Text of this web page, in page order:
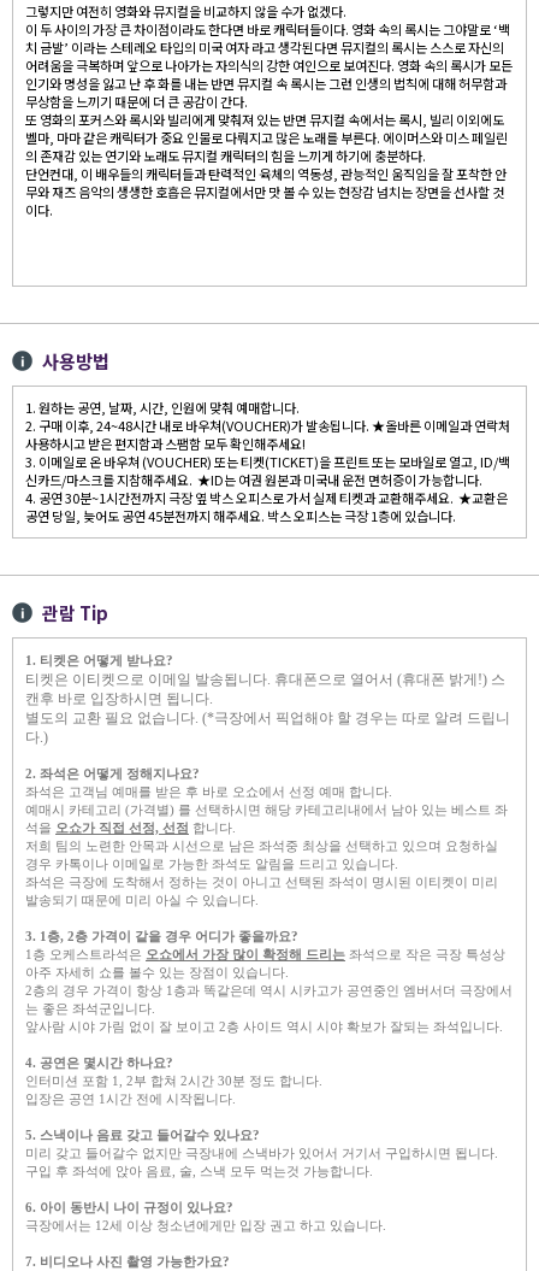
그렇지만 여전히 영화와 뮤지컬을 비교하지 않을 수가 없겠다.
이 두 사이의 가장 큰 차이점이라도 한다면 바로 캐릭터들이다. 영화 속의 록시는 그야말로 ‘백
치 금발’ 이라는 스테레오 타입의 미국 여자 라고 생각된다면 뮤지컬의 록시는 스스로 자신의
어려움을 극복하며 앞으로 나아가는 자의식의 강한 여인으로 보여진다. 영화 속의 록시가 모든
인기와 명성을 잃고 난 후 화를 내는 반면 뮤지컬 속 록시는 그런 인생의 법칙에 대해 허무함과
무상함을 느끼기 때문에 더 큰 공감이 간다.
또 영화의 포커스와 록시와 빌리에게 맞춰져 있는 반면 뮤지컬 속에서는 록시, 빌리 이외에도
벨마, 마마 같은 캐릭터가 중요 인물로 다뤄지고 많은 노래를 부른다. 에이머스와 미스 페일린
의 존재감 있는 연기와 노래도 뮤지컬 캐릭터의 힘을 느끼게 하기에 충분하다.
단언컨대, 이 배우들의 캐릭터들과 탄력적인 육체의 역동성, 관능적인 움직임을 잘 포착한 안
무와 재즈 음악의 생생한 호흡은 뮤지컬에서만 맛 볼 수 있는 현장감 넘치는 장면을 선사할 것
이다.
사용방법
1. 원하는 공연, 날짜, 시간, 인원에 맞춰 예매합니다.
2. 구매 이후, 24~48시간 내로 바우쳐(VOUCHER)가 발송됩니다. ★올바른 이메일과 연락처
사용하시고 받은 편지함과 스팸함 모두 확인해주세요!
3. 이메일로 온 바우쳐 (VOUCHER) 또는 티켓(TICKET)을 프린트 또는 모바일로 열고, ID/백
신카드/마스크를 지참해주세요. ★ID는 여권 원본과 미국내 운전 면허증이 가능합니다.
4. 공연 30분~1시간전까지 극장 옆 박스 오피스로 가서 실제 티켓과 교환해주세요. ★교환은
공연 당일, 늦어도 공연 45분전까지 해주세요. 박스 오피스는 극장 1층에 있습니다.
관람 Tip
1. 티켓은 어떻게 받나요?
티켓은 이티켓으로 이메일 발송됩니다. 휴대폰으로 열어서 (휴대폰 밝게!) 스
캔후 바로 입장하시면 됩니다.
별도의 교환 필요 없습니다. (*극장에서 픽업해야 할 경우는 따로 알려 드립니
다.)
2. 좌석은 어떻게 정해지나요?
좌석은 고객님 예매를 받은 후 바로 오쇼에서 선정 예매 합니다.
예매시 카테고리 (가격별) 를 선택하시면 해당 카테고리내에서 남아 있는 베스트 좌
석을 오쇼가 직접 선정, 선점 합니다.
저희 팀의 노련한 안목과 시선으로 남은 좌석중 최상을 선택하고 있으며 요청하실
경우 카톡이나 이메일로 가능한 좌석도 알림을 드리고 있습니다.
좌석은 극장에 도착해서 정하는 것이 아니고 선택된 좌석이 명시된 이티켓이 미리
발송되기 때문에 미리 아실 수 있습니다.
3. 1층, 2층 가격이 같을 경우 어디가 좋을까요?
1층 오케스트라석은 오쇼에서 가장 많이 확정해 드리는 좌석으로 작은 극장 특성상
아주 자세히 쇼를 볼수 있는 장점이 있습니다.
2층의 경우 가격이 항상 1층과 똑같은데 역시 시카고가 공연중인 엠버서더 극장에서
는 좋은 좌석군입니다.
앞사람 시야 가림 없이 잘 보이고 2층 사이드 역시 시야 확보가 잘되는 좌석입니다.
4. 공연은 몇시간 하나요?
인터미션 포함 1, 2부 합쳐 2시간 30분 정도 합니다.
입장은 공연 1시간 전에 시작됩니다.
5. 스낵이나 음료 갖고 들어갈수 있나요?
미리 갖고 들어갈수 없지만 극장내에 스낵바가 있어서 거기서 구입하시면 됩니다.
구입 후 좌석에 앉아 음료, 술, 스낵 모두 먹는것 가능합니다.
6. 아이 동반시 나이 규정이 있나요?
극장에서는 12세 이상 청소년에게만 입장 권고 하고 있습니다.
7. 비디오나 사진 촬영 가능한가요?